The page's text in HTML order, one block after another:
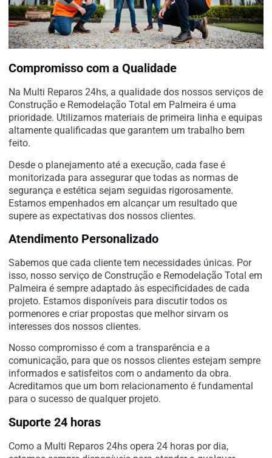
Compromisso com a Qualidade
Na Multi Reparos 24hs, a qualidade dos nossos serviços de
Construção e Remodelação Total em Palmeira é uma
prioridade. Utilizamos materiais de primeira linha e equipas
altamente qualificadas que garantem um trabalho bem
feito.
Desde o planejamento até a execução, cada fase é
monitorizada para assegurar que todas as normas de
segurança e estética sejam seguidas rigorosamente.
Estamos empenhados em alcançar um resultado que
supere as expectativas dos nossos clientes.
Atendimento Personalizado
Sabemos que cada cliente tem necessidades únicas. Por
isso, nosso serviço de Construção e Remodelação Total em
Palmeira é sempre adaptado às especificidades de cada
projeto. Estamos disponíveis para discutir todos os
pormenores e criar propostas que melhor sirvam os
interesses dos nossos clientes.
Nosso compromisso é com a transparência e a
comunicação, para que os nossos clientes estejam sempre
informados e satisfeitos com o andamento da obra.
Acreditamos que um bom relacionamento é fundamental
para o sucesso de qualquer projeto.
Suporte 24 horas
Como a Multi Reparos 24hs opera 24 horas por dia,